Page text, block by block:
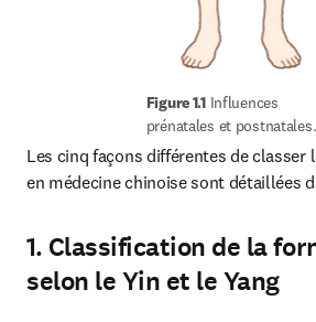
Figure 1.1 Influences
prénatales et postnatales.
Les cinq façons différentes de classer
en médecine chinoise sont détaillées
1. Classification de la
selon le Yin et le Yang